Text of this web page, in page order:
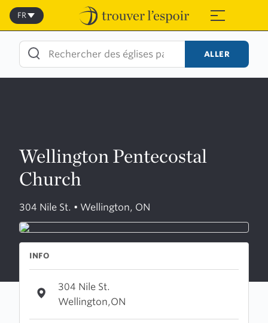
Skip
content
≡
FR
ALLER
Wellington Pentecostal
Church
304 Nile St. • Wellington, ON
INFO
304 Nile St.
Wellington,ON